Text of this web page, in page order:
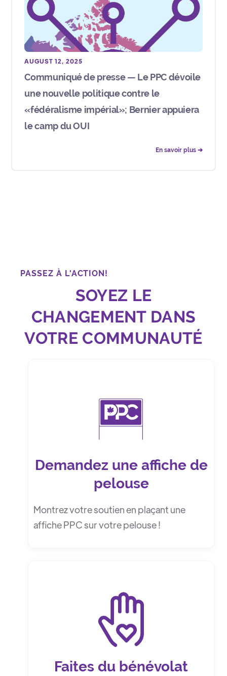
AUGUST 12, 2025
Communiqué de presse — Le PPC dévoile
une nouvelle politique contre le
«fédéralisme impérial»; Bernier appuiera
le camp du OUI
En savoir plus ➔
PASSEZ À L'ACTION!
SOYEZ LE
CHANGEMENT DANS
VOTRE COMMUNAUTÉ
Demandez une affiche de
pelouse
Montrez votre soutien en plaçant une
affiche PPC sur votre pelouse !
Faites du bénévolat